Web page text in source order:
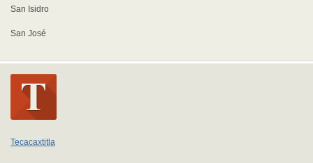
San Isidro
San José
Tecacaxtitla